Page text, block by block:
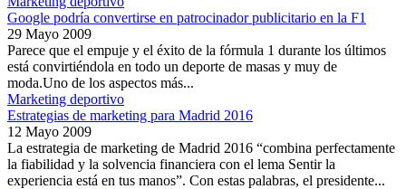
Google podría convertirse en patrocinador publicitario en la F1
29 Mayo 2009
Parece que el empuje y el éxito de la fórmula 1 durante los últimos
está convirtiéndola en todo un deporte de masas y muy de
moda.Uno de los aspectos más...
Marketing deportivo
Estrategias de marketing para Madrid 2016
12 Mayo 2009
La estrategia de marketing de Madrid 2016 “combina perfectamente
la fiabilidad y la solvencia financiera con el lema Sentir la
experiencia está en tus manos”. Con estas palabras, el presidente...